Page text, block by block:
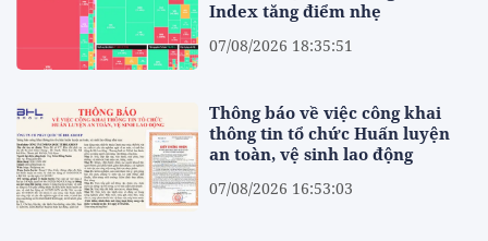
Index tăng điểm nhẹ
07/08/2026 18:35:51
Thông báo về việc công khai
thông tin tổ chức Huấn luyện
an toàn, vệ sinh lao động
07/08/2026 16:53:03